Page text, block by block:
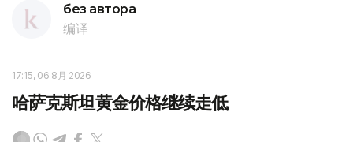
без автора
编译
17:15, 06 8月 2026
哈萨克斯坦黄金价格继续走低